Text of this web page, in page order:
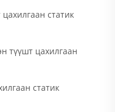
статик
түүшт цахилгаан
статик